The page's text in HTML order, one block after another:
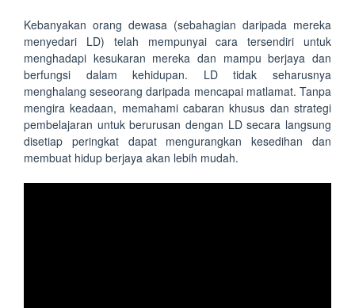
Kebanyakan orang dewasa (sebahagian daripada mereka
menyedari LD) telah mempunyai cara tersendiri untuk
menghadapi kesukaran mereka dan mampu berjaya dan
berfungsi dalam kehidupan. LD tidak seharusnya
menghalang seseorang daripada mencapai matlamat. Tanpa
mengira keadaan, memahami cabaran khusus dan strategi
pembelajaran untuk berurusan dengan LD secara langsung
disetiap peringkat dapat mengurangkan kesedihan dan
membuat hidup berjaya akan lebih mudah.